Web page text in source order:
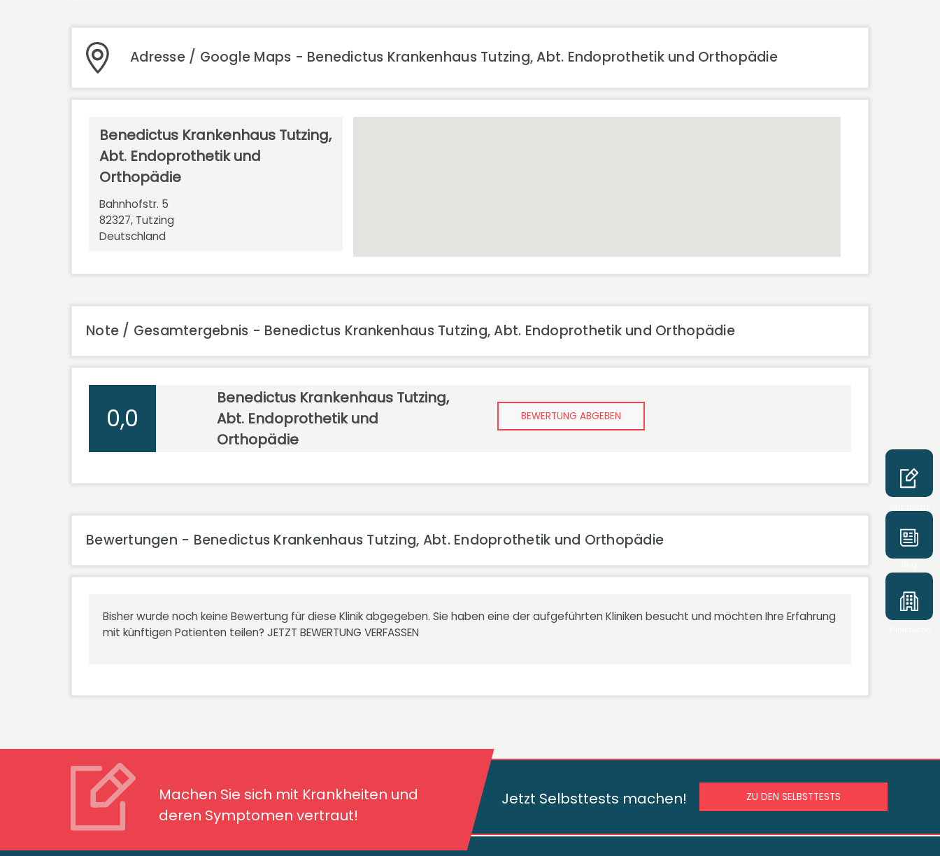
Adresse / Google Maps - Benedictus Krankenhaus Tutzing, Abt. Endoprothetik und Orthopädie
Benedictus Krankenhaus Tutzing,
Abt. Endoprothetik und
Orthopädie
Bahnhofstr. 5
82327, Tutzing
Deutschland
Note / Gesamtergebnis - Benedictus Krankenhaus Tutzing, Abt. Endoprothetik und Orthopädie
0,0
Benedictus Krankenhaus Tutzing,
Abt. Endoprothetik und
Orthopädie
BEWERTUNG ABGEBEN
Bewertungen - Benedictus Krankenhaus Tutzing, Abt. Endoprothetik und Orthopädie
Bisher wurde noch keine Bewertung für diese Klinik abgegeben. Sie haben eine der aufgeführten Kliniken besucht und möchten Ihre Erfahrung
mit künftigen Patienten teilen? JETZT BEWERTUNG VERFASSEN
Machen Sie sich mit Krankheiten und
deren Symptomen vertraut!
Machen Sie sich mit Krankheiten und deren
Symptomen vertraut!
Jetzt Selbsttests machen! ZU DEN SELBSTTESTS